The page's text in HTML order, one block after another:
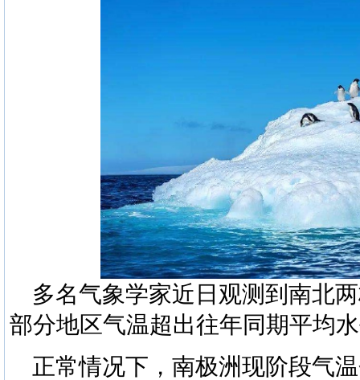
多名气象学家近日观测到南北
部分地区气温超出往年同期平均
正常情况下，南极洲现阶段气